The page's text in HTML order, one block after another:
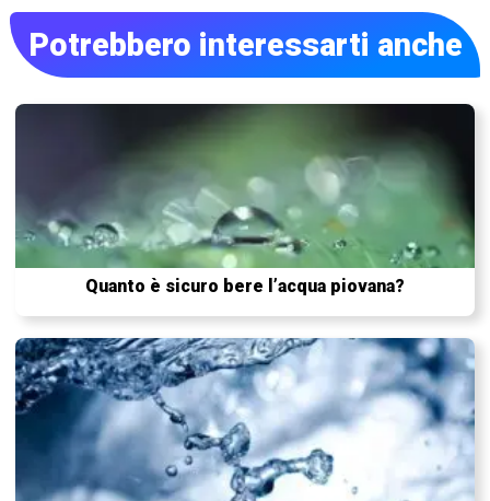
Potrebbero interessarti anche
Quanto è sicuro bere l’acqua piovana?